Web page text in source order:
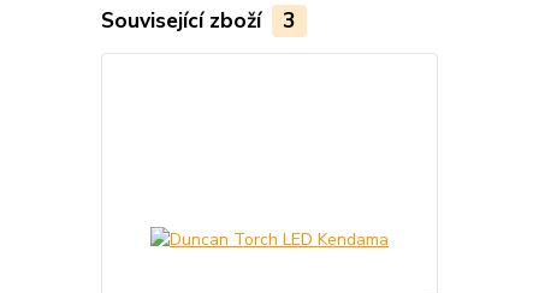
Související zboží 3